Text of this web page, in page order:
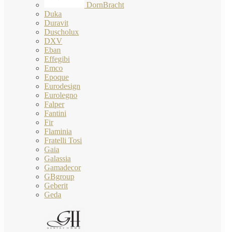
DornBracht
Duka
Duravit
Duscholux
DXV
Eban
Effegibi
Emco
Epoque
Eurodesign
Eurolegno
Falper
Fantini
Fir
Flaminia
Fratelli Tosi
Gaia
Galassia
Gamadecor
GBgroup
Geberit
Geda